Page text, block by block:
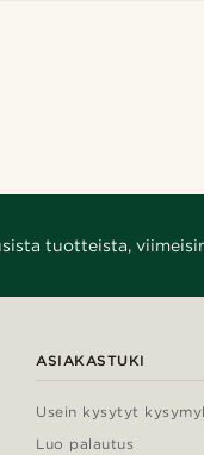
tuotteista,
ASIAKASTUKI
Usein kysytyt
Luo palautus